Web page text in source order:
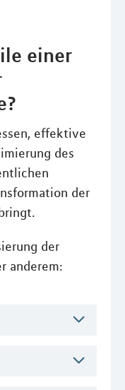
einer
effektive
des
der
der
anderem: